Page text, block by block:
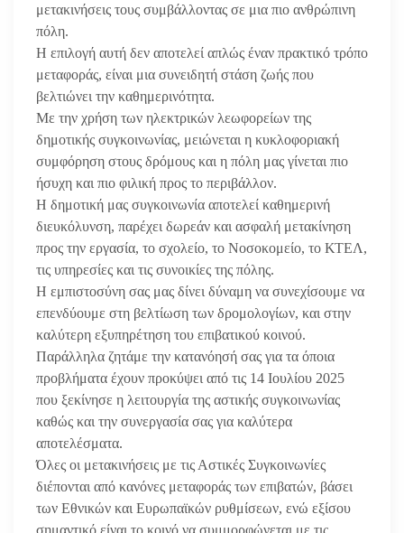
μετακινήσεις τους συμβάλλοντας σε μια πιο ανθρώπινη
πόλη.
Η επιλογή αυτή δεν αποτελεί απλώς έναν πρακτικό τρόπο
μεταφοράς, είναι μια συνειδητή στάση ζωής που
βελτιώνει την καθημερινότητα.
Με την χρήση των ηλεκτρικών λεωφορείων της
δημοτικής συγκοινωνίας, μειώνεται η κυκλοφοριακή
συμφόρηση στους δρόμους και η πόλη μας γίνεται πιο
ήσυχη και πιο φιλική προς το περιβάλλον.
Η δημοτική μας συγκοινωνία αποτελεί καθημερινή
διευκόλυνση, παρέχει δωρεάν και ασφαλή μετακίνηση
προς την εργασία, το σχολείο, το Νοσοκομείο, το ΚΤΕΛ,
τις υπηρεσίες και τις συνοικίες της πόλης.
Η εμπιστοσύνη σας μας δίνει δύναμη να συνεχίσουμε να
επενδύουμε στη βελτίωση των δρομολογίων, και στην
καλύτερη εξυπηρέτηση του επιβατικού κοινού.
Παράλληλα ζητάμε την κατανόησή σας για τα όποια
προβλήματα έχουν προκύψει από τις 14 Ιουλίου 2025
που ξεκίνησε η λειτουργία της αστικής συγκοινωνίας
καθώς και την συνεργασία σας για καλύτερα
αποτελέσματα.
Όλες οι μετακινήσεις με τις Αστικές Συγκοινωνίες
διέπονται από κανόνες μεταφοράς των επιβατών, βάσει
των Εθνικών και Ευρωπαϊκών ρυθμίσεων, ενώ εξίσου
σημαντικό είναι το κοινό να συμμορφώνεται με τις